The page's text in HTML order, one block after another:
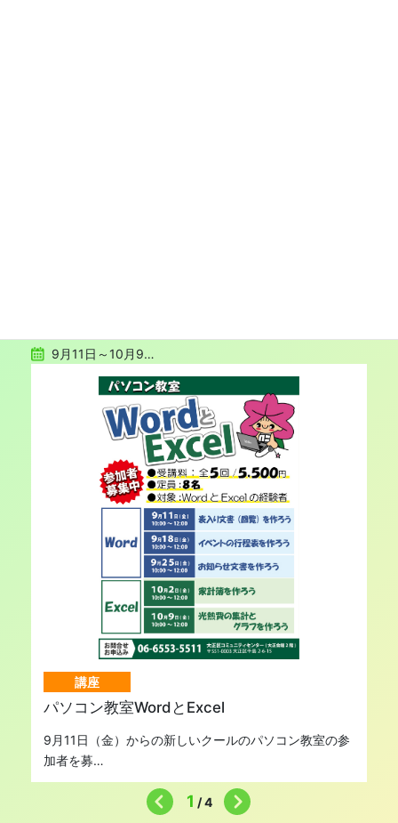
9月11日～10月9…
講座
パソコン教室WordとExcel
9月11日（金）からの新しいクールのパソコン教室の参
加者を募…
1 /4